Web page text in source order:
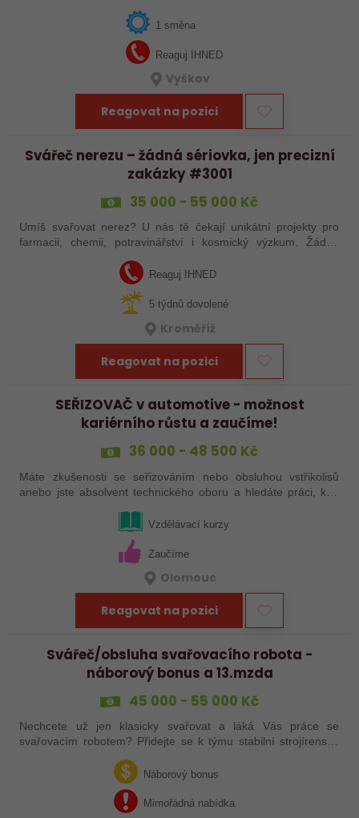
mít možnost podílet se na zajištění kvality výroby a
1 směna
Reaguj IHNED
Vyškov
Reagovat na pozici
Svářeč nerezu – žádná sériovka, jen precizní
zakázky #3001
35 000 - 55 000 Kč
Umíš svařovat nerez? U nás tě čekají unikátní projekty pro
farmacii, chemii, potravinářství i kosmický výzkum. Žádná
Reaguj IHNED
5 týdnů dovolené
Kroměříž
Reagovat na pozici
SEŘIZOVAČ v automotive - možnost
kariérního růstu a zaučíme!
36 000 - 48 500 Kč
Máte zkušenosti se seřizováním nebo obsluhou vstřikolisů
anebo jste absolvent technického oboru a hledáte práci, kde
řešení a práce přímo ve…Vzdělávací kurzy
Zaučíme
Olomouc
Reagovat na pozici
Svářeč/obsluha svařovacího robota -
náborový bonus a 13.mzda
45 000 - 55 000 Kč
Nechcete už jen klasicky svařovat a láká Vás práce se
svařovacím robotem? Přidejte se k týmu stabilní strojírenské
společnosti v Hranicích a využijte své zkušenosti se
svařováním v moderní výrobě.…
Náborový bonus
Mimořádná nabídka